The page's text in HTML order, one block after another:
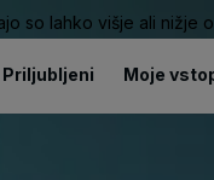
so lahko višje ali nižje
Priljubljeni Moje